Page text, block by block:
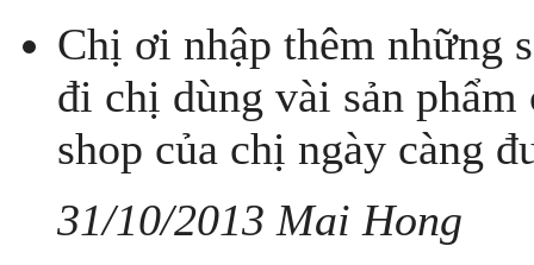
Chị ơi nhập thêm những
đi chị dùng vài sản
shop của chị ngày càng
31/10/2013 Mai Hong